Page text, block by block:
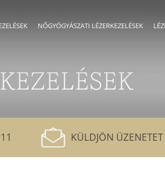
NŐGYÓGYÁSZATI LÉZERKEZELÉSEK
KÜLDJÖN ÜZENETET